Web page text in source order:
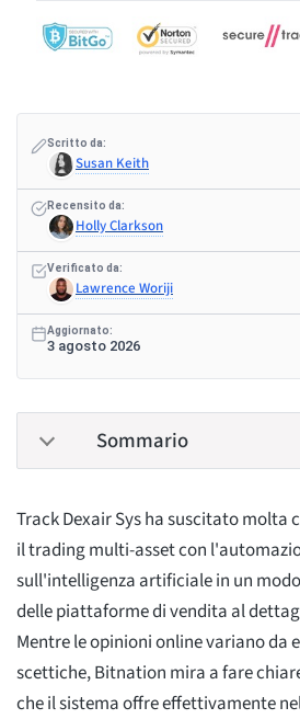
Scritto da:
Susan Keith
Recensito da:
Holly Clarkson
Verificato da:
Lawrence Woriji
Aggiornato:
3 agosto 2026
Sommario
Track Dexair Sys ha suscitato molta
il trading multi-asset con
sull'intelligenza artificiale in un
delle piattaforme di vendita al
Mentre le opinioni online variano da
scettiche, Bitnation mira a fare
che il sistema offre effettivamente